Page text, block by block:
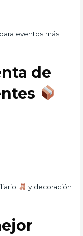
eventos más
de
y decoración